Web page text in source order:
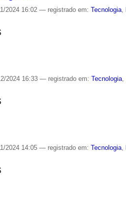
2024 16:02— registrado em:Tecnologia,
2024 16:33— registrado em:Tecnologia,
2024 14:05— registrado em:Tecnologia